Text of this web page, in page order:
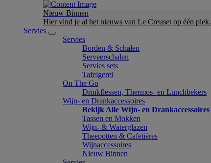
Nieuw Binnen
Hier vind je al het nieuws van Le Creuset op één plek.
Servies
Servies
Borden & Schalen
Serveerschalen
Servies sets
Tafelgerei
On The Go
Drinkflessen, Thermos- en Lunchbekers
Wijn- en Drankaccessoires
Bekijk Alle Wijn- en Drankaccessoires
Tassen en Mokken
Wijn- & Waterglazen
Theepotten & Cafetières
Wijnaccessoires
Nieuw Binnen